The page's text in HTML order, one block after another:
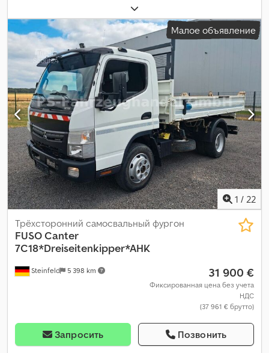
, следующая проверка (TÜV):
оранжевый, тип передачи:механический, класс выбросов:
Евро 6, количество мест: 6, длина грузового отсека:3 100 мм,
ширина пространства для загрузки:2 180 мм
грузового отсека:400 мм, Год выпуска:2018
, Оборудование:
ABS, кондиционер, кран, отопитель стояночный, сажевый
фильтр, центральный замок, электронная программа
стабилизации (ESP)
Малое объявление
1 / 22
Steinfeld 5 398 km
Трёхсторонний самосвальный фургон
FUSOCanter
7C18*Dreiseitenkipper*AHK
31 900 €
Фиксированная цена без учета
НДС
(37 961 € брутто)
Запросить Позвонить